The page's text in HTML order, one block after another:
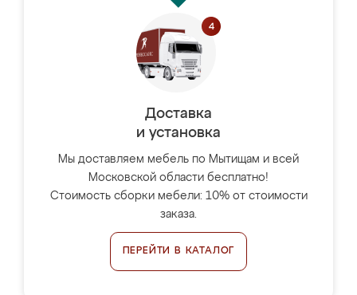
Доставка
и установка
Мы доставляем мебель по Мытищам и всей
Московской области бесплатно!
Стоимость сборки мебели: 10% от стоимости
заказа.
ПЕРЕЙТИ В КАТАЛОГ